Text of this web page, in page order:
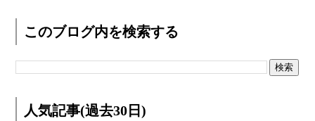
このブログ内を検索する
人気記事(過去30日)